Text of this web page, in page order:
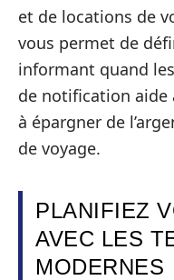
et de locations de
vous permet de
informant quand
de notification aide
à épargner de
de voyage.
PLANIFIEZ
AVEC LES
MODERNES